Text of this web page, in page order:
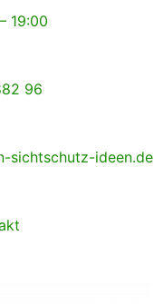
19:00
96
sichtschutz-ideen.de